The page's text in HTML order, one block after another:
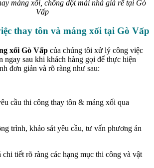
máng xối, chống dột mái nhà giá rẽ tại Gò
Vấp
thay tôn và máng xối tại Gò Vấp
xối Gò Vấp của chúng tôi xử lý công việc
ngay sau khi khách hàng gọi để thực hiện
đơn giản và rõ ràng như sau:
cầu thi công thay tôn & máng xối qua
trình, khảo sát yêu cầu, tư vấn phương án
chi tiết rõ ràng các hạng mục thi công và vật